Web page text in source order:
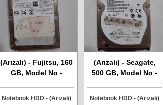
(Arızalı) - Fujitsu, 160
GB, Model No -
Notebook HDD - (Arızalı)
(Arızalı) - Seagate,
500 GB, Model No -
Notebook HDD - (Arızalı)